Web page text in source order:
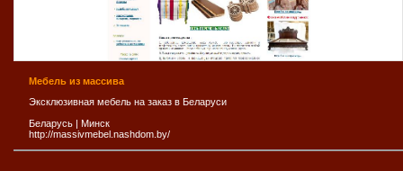
Мебель из массива
Эксклюзивная мебель на заказ в Беларуси
Беларусь | Минск
http://massivmebel.nashdom.by/